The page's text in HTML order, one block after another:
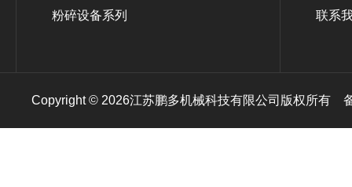
粉碎设备系列 联系
Copyright © 2026江苏鹏多机械科技有限公司版权所有